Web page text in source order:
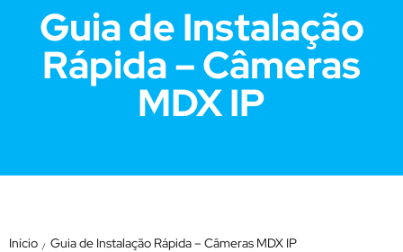
Guia de Instalação
Rápida – Câmeras
MDX IP
Início / Guia de Instalação Rápida – Câmeras MDX IP